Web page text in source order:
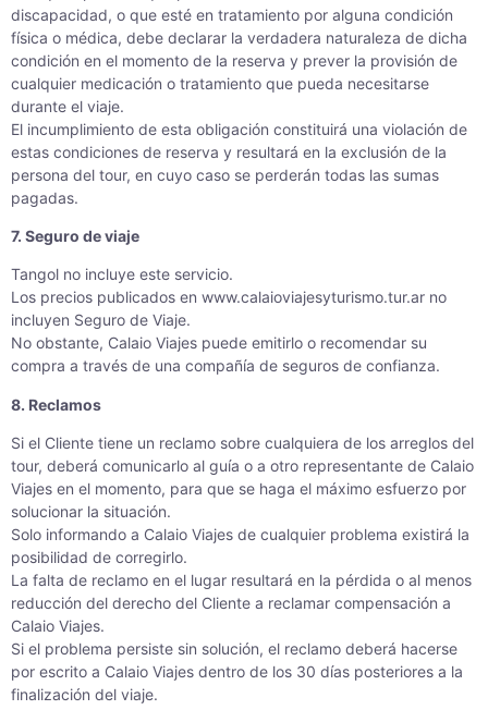
discapacidad, o que esté en tratamiento por alguna condición
física o médica, debe declarar la verdadera naturaleza de dicha
condición en el momento de la reserva y prever la provisión de
cualquier medicación o tratamiento que pueda necesitarse
durante el viaje.
El incumplimiento de esta obligación constituirá una violación de
estas condiciones de reserva y resultará en la exclusión de la
persona del tour, en cuyo caso se perderán todas las sumas
pagadas.
7. Seguro de viaje
Tangol no incluye este servicio.
Los precios publicados en www.calaioviajesyturismo.tur.ar no
incluyen Seguro de Viaje.
No obstante, Calaio Viajes puede emitirlo o recomendar su
compra a través de una compañía de seguros de confianza.
8. Reclamos
Si el Cliente tiene un reclamo sobre cualquiera de los arreglos del
tour, deberá comunicarlo al guía o a otro representante de Calaio
Viajes en el momento, para que se haga el máximo esfuerzo por
solucionar la situación.
Solo informando a Calaio Viajes de cualquier problema existirá la
posibilidad de corregirlo.
La falta de reclamo en el lugar resultará en la pérdida o al menos
reducción del derecho del Cliente a reclamar compensación a
Calaio Viajes.
Si el problema persiste sin solución, el reclamo deberá hacerse
por escrito a Calaio Viajes dentro de los 30 días posteriores a la
finalización del viaje.